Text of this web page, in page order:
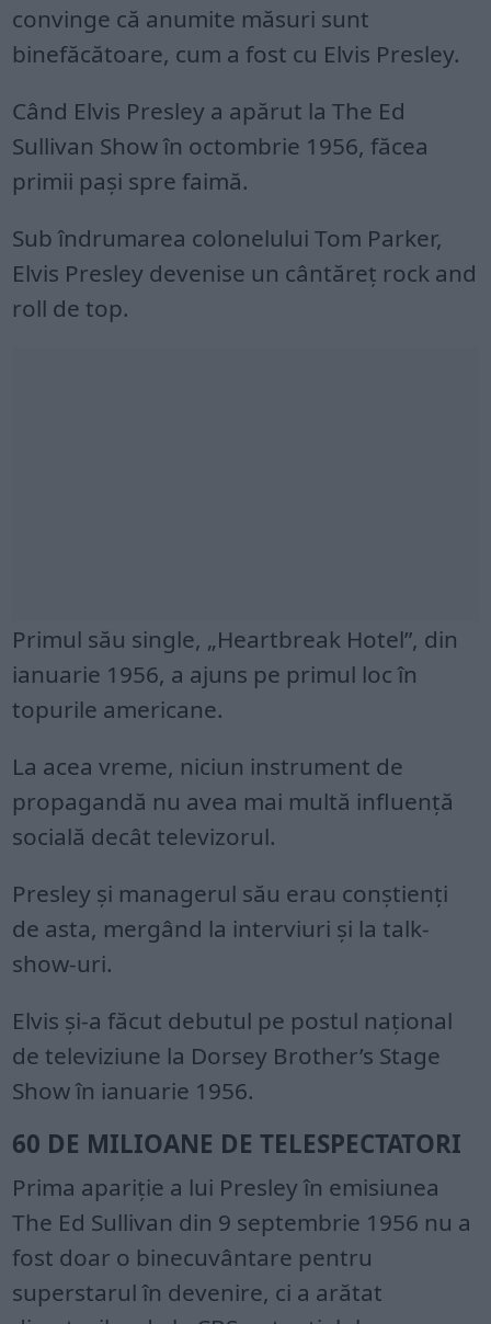
convinge că anumite măsuri sunt
binefăcătoare, cum a fost cu Elvis Presley.
Când Elvis Presley a apărut la The Ed
Sullivan Show în octombrie 1956, făcea
primii pași spre faimă.
Sub îndrumarea colonelului Tom Parker,
Elvis Presley devenise un cântăreț rock and
roll de top.
Primul său single, „Heartbreak Hotel”, din
ianuarie 1956, a ajuns pe primul loc în
topurile americane.
La acea vreme, niciun instrument de
propagandă nu avea mai multă influență
socială decât televizorul.
Presley și managerul său erau conștienți
de asta, mergând la interviuri și la talk-
show-uri.
Elvis și-a făcut debutul pe postul național
de televiziune la Dorsey Brother’s Stage
Show în ianuarie 1956.
60 DE MILIOANE DE TELESPECTATORI
Prima apariție a lui Presley în emisiunea
The Ed Sullivan din 9 septembrie 1956 nu a
fost doar o binecuvântare pentru
superstarul în devenire, ci a arătat